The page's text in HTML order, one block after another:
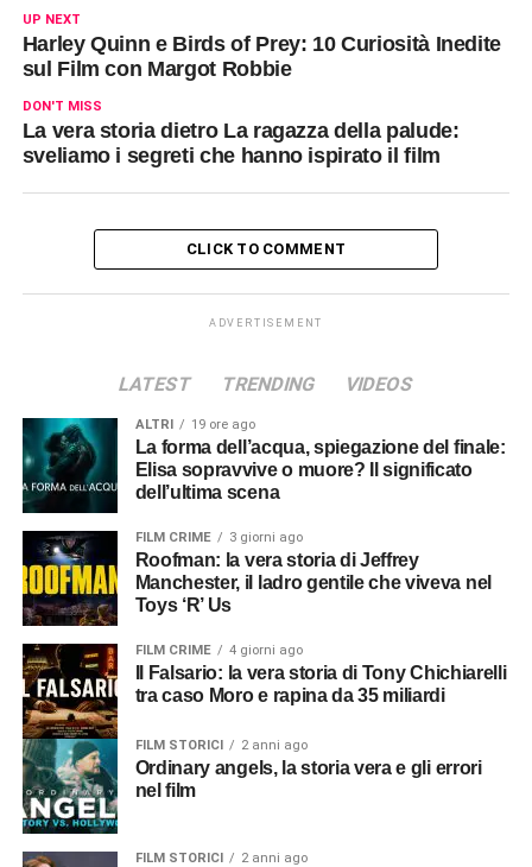
UP NEXT
Harley Quinn e Birds of Prey: 10 Curiosità Inedite
sul Film con Margot Robbie
DON'T MISS
La vera storia dietro La ragazza della palude:
sveliamo i segreti che hanno ispirato il film
CLICK TO COMMENT
ADVERTISEMENT
LATEST TRENDING VIDEOS
ALTRI 19 ore ago
La forma dell’acqua, spiegazione del finale:
Elisa sopravvive o muore? Il significato
dell’ultima scena
FILM CRIME 3 giorni ago
Roofman: la vera storia di Jeffrey
Manchester, il ladro gentile che viveva nel
Toys ‘R’ Us
FILM CRIME 4 giorni ago
tra caso Moro e rapina da 35 miliardi
FILM STORICI 2 anni ago
Ordinary angels, la storia vera e gli errori
nel film
FILM STORICI 2 anni ago